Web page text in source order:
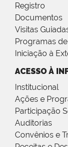
Registro
Documentos
Visitas
Programas
Iniciação à
ACESSO À
Institucional
Ações e
Participação
Auditorias
Convênios e